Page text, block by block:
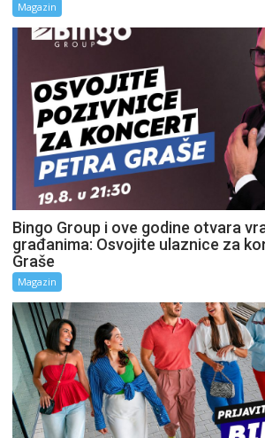
Magazin
Bingo Group i ove godine otvara
građanima: Osvojite ulaznice za
Graše
Magazin